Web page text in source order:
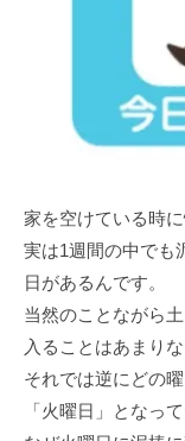
家を空けている時
実は1週間の中でも
日があるんです。
当然のことながら
入ることはあまりな
それでは逆にどの
「火曜日」となって